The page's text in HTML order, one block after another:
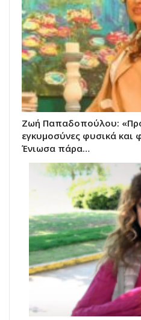
Ζωή Παπαδοπούλου:
εγκυμοσύνες φυσικά και
Ένιωσα πάρα…